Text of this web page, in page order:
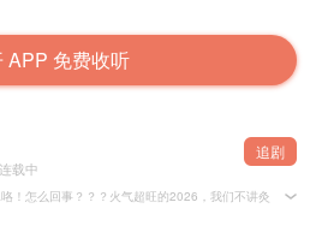
APP 免费收听
载中
追剧
！怎么回事？？？火气超旺的2026，我们不讲灸，而是